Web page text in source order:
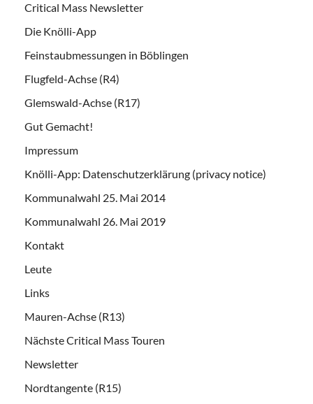
Critical Mass Newsletter
Die Knölli-App
Feinstaubmessungen in Böblingen
Flugfeld-Achse (R4)
Glemswald-Achse (R17)
Gut Gemacht!
Impressum
Knölli-App: Datenschutzerklärung (privacy notice)
Kommunalwahl 25. Mai 2014
Kommunalwahl 26. Mai 2019
Kontakt
Leute
Links
Mauren-Achse (R13)
Nächste Critical Mass Touren
Newsletter
Nordtangente (R15)